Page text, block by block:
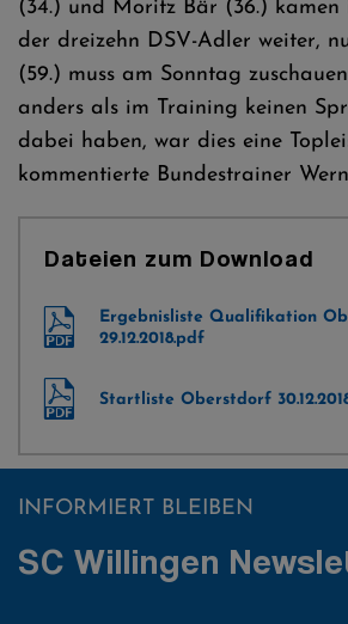
(34.) und Moritz Bär (36.) kamen
der dreizehn DSV-Adler weiter,
(59.) muss am Sonntag
anders als im Training keinen
dabei haben, war dies eine
kommentierte Bundestrainer
Dateien zum Download
Ergebnisliste Qualifikation
29.12.2018.pdf
Startliste Oberstdorf
INFORMIERT BLEIBEN
SC Willingen